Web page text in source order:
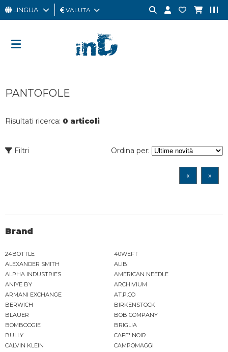
UOMO
CARD
LINGUA VALUTA
PANTOFOLE
Risultati ricerca: 0 articoli
Filtri Ordina per:
« »
Brand
24BOTTLE
40WEFT
ALEXANDER SMITH
ALIBI
ALPHA INDUSTRIES
AMERICAN NEEDLE
ANIYE BY
ARCHIVIUM
ARMANI EXCHANGE
AT.P.CO
BERWICH
BIRKENSTOCK
BLAUER
BOB COMPANY
BOMBOOGIE
BRIGLIA
BULLY
CAFE' NOIR
CALVIN KLEIN
CAMPOMAGGI